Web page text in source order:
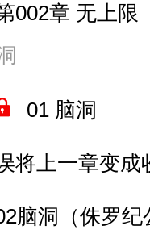
靠岸之前
金色装备
指挥官（缺
019 五剑对“仙童
特殊变异体
002章 无上限
01 脑洞
将上一章变成
脑洞（侏罗纪